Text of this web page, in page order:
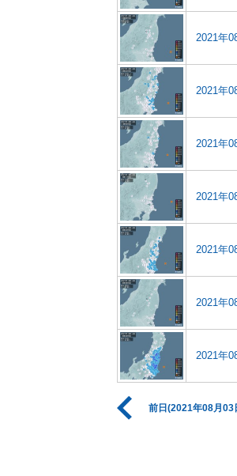
2021年
2021年
2021年
2021年
2021年
2021年
2021年
前日(2021年08月03